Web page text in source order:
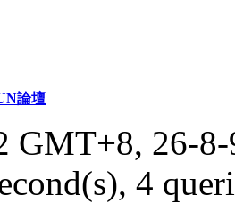
論壇
GMT+8, 26-
4